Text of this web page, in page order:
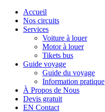
Accueil
Nos circuits
Services
Voiture à louer
Motor à louer
Tikets bus
Guide voyage
Guide du voyage
Information pratique
À Propos de Nous
Devis gratuit
EN Contact